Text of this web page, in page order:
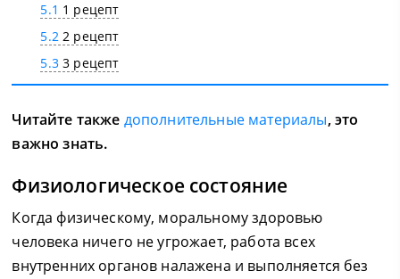
5.1 1 рецепт
5.22 рецепт
5.33 рецепт
Читайте также дополнительные материалы, это
важно знать.
Физиологическое состояние
Когда физическому, моральному здоровью
человека ничего не угрожает, работа всех
внутренних органов налажена и выполняется без